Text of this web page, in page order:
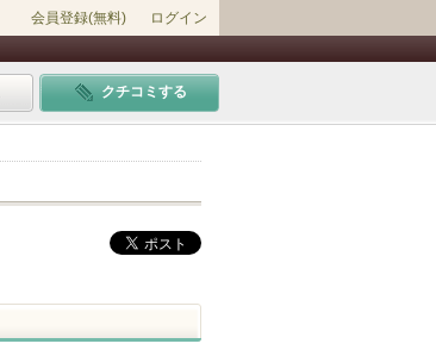
会員登録(無料) ログイン
クチコミする